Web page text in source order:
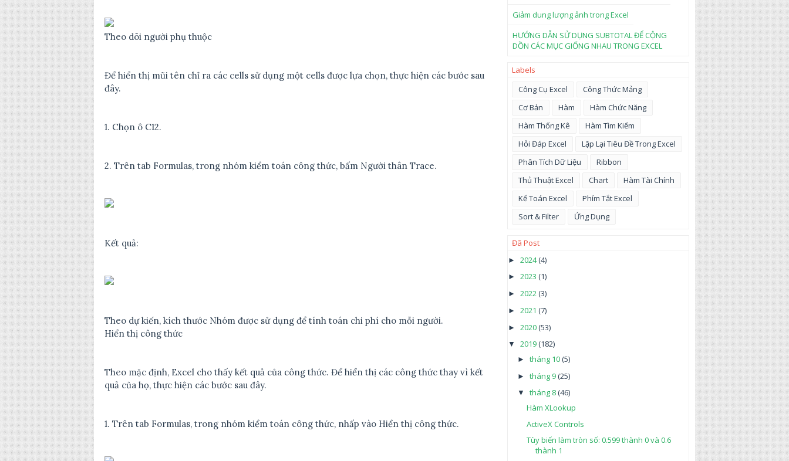
Theo dõi người phụ thuộc
Để hiển thị mũi tên chỉ ra các cells sử dụng một cells được lựa chọn, thực hiện các bước sau
đây.
1. Chọn ô C12.
2. Trên tab Formulas, trong nhóm kiểm toán công thức, bấm Người thân Trace.
Kết quả:
Theo dự kiến, kích thước Nhóm được sử dụng để tính toán chi phí cho mỗi người.
Hiển thị công thức
Theo mặc định, Excel cho thấy kết quả của công thức. Để hiển thị các công thức thay vì kết
quả của họ, thực hiện các bước sau đây.
1. Trên tab Formulas, trong nhóm kiểm toán công thức, nhấp vào Hiển thị công thức.
Giảm dung lượng ảnh trong Excel
HƯỚNG DẪN SỬ DỤNG SUBTOTAL ĐỂ CỘNG
DỒN CÁC MỤC GIỐNG NHAU TRONG EXCEL
Labels
Công Cụ Excel
Công Thức Mảng
Cơ Bản
Hàm
Hàm Chức Năng
Hàm Thống Kê
Hàm Tìm Kiếm
Hỏi Đáp Excel
Lặp Lại Tiêu Đề Trong Excel
Phân Tích Dữ Liệu
Ribbon
Thủ Thuật Excel
Chart
Hàm Tài Chính
Kế Toán Excel
Phím Tắt Excel
Sort & Filter
Ứng Dụng
Đã Post
► 2024(4)
► 2023 (1)
► 2022(3)
► 2021 (7)
► 2020(53)
▼ 2019(182)
► tháng 10(5)
► tháng 9(25)
▼ tháng 8(46)
Hàm XLookup
ActiveX Controls
Tùy biến làm tròn số: 0.599 thành 0 và 0.6
thành 1